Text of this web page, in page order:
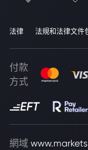
法律 法規和法律文件
付款
方式
網域